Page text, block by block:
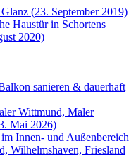
(23. September 2019)
Haustür in Schortens
2020)
sanieren & dauerhaft
Wittmund, Maler
Mai 2026)
Innen- und Außenbereich
Wilhelmshaven, Friesland